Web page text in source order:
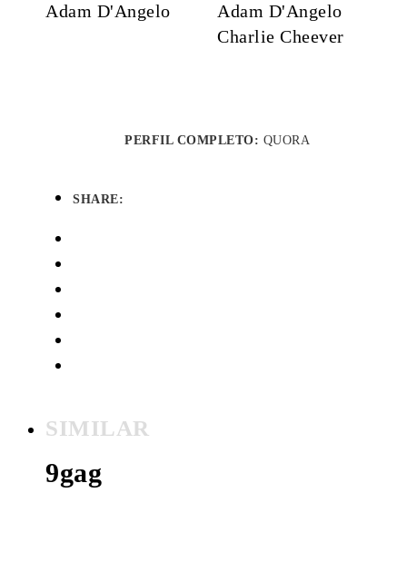
Adam D'Angelo
Adam D'Angelo
Charlie Cheever
PERFIL COMPLETO: QUORA
SHARE:
SIMILAR
9gag